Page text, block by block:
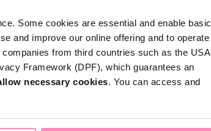
Some cookies are essential and enable basic
and improve our online offering and to operate
from third countries such as the USA
Framework (DPF), which guarantees an
necessary cookies. You can access and